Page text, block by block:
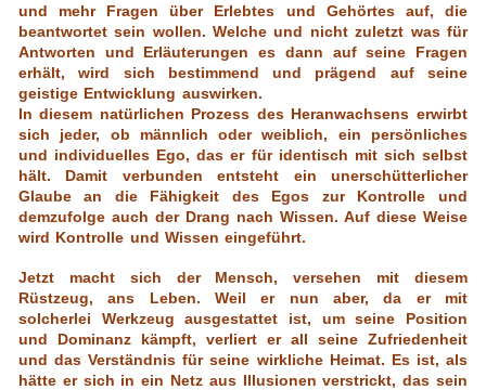
und mehr Fragen über Erlebtes und Gehörtes auf, die
beantwortet sein wollen. Welche und nicht zuletzt was für
Antworten und Erläuterungen es dann auf seine Fragen
erhält, wird sich bestimmend und prägend auf seine
geistige Entwicklung auswirken.
In diesem natürlichen Prozess des Heranwachsens erwirbt
sich jeder, ob männlich oder weiblich, ein persönliches
und individuelles Ego, das er für identisch mit sich selbst
hält. Damit verbunden entsteht ein unerschütterlicher
Glaube an die Fähigkeit des Egos zur Kontrolle und
demzufolge auch der Drang nach Wissen. Auf diese Weise
wird Kontrolle und Wissen eingeführt.
Jetzt macht sich der Mensch, versehen mit diesem
Rüstzeug, ans Leben. Weil er nun aber, da er mit
solcherlei Werkzeug ausgestattet ist, um seine Position
und Dominanz kämpft, verliert er all seine Zufriedenheit
und das Verständnis für seine wirkliche Heimat. Es ist, als
hätte er sich in ein Netz aus Illusionen verstrickt, das sein